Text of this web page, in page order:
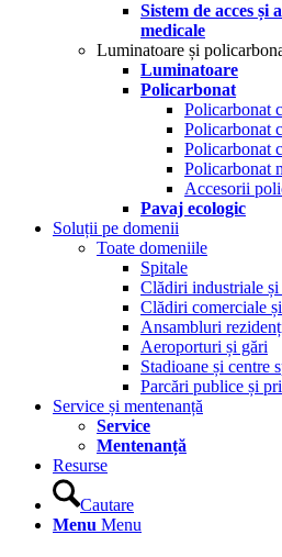
Sistem de acces
medicale
Luminatoare și
Luminatoare
Policarbonat
Policarbonat
Policarbonat
Policarbonat
Policarbonat
Accesorii
Pavaj ecologic
Soluții pe domenii
Toate domeniile
Spitale
Clădiri industriale
Clădiri comerciale
Ansambluri
Aeroporturi și gări
Stadioane și centre
Parcări publice și
Service și mentenanță
Service
Mentenanță
Resurse
Cautare
Menu Menu